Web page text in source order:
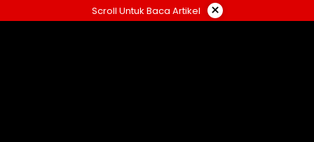
ke
Scroll Untuk Baca Artikel ×